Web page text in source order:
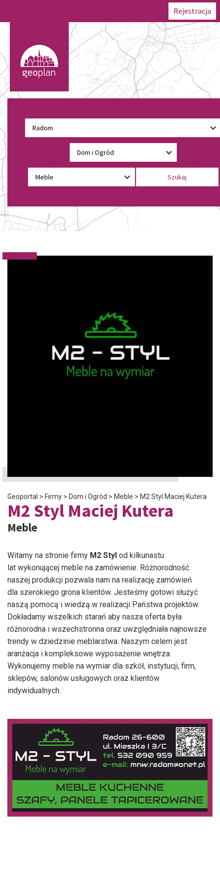
Rejestracja
Geoportal > Firmy > Dom i Ogród > Meble > M2 Styl Maciej Kutera
M2 Styl Maciej Kutera
Meble
Witamy na stronie firmy M2 Styl od kilkunastu
lat wykonującej meble na zamówienie. Różnorodność
naszej produkcji pozwala nam na realizację zamówień
dla szerokiego grona klientów. Jesteśmy gotowi służyć
naszą pomocą i wiedzą w realizacji Państwa projektów.
Dokładamy wszelkich starań aby nasza oferta była
różnorodna i wszechstronna oraz uwzględniała najnowsze
trendy w dziedzinie meblarstwa. Naszym celem jest
aranżacja i kompleksowe wyposażenie wnętrza.
Wykonujemy meble na wymiar dla szkół, instytucji, firm,
sklepów, salonów usługowych oraz klientów
indywidualnych.